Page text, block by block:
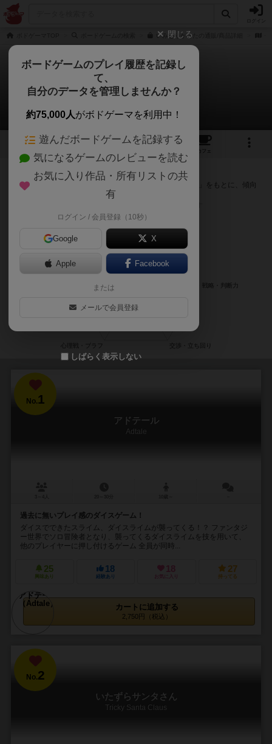
いみとりかるたの通販/商品詳細
いみとりかるた
次のおすすめボードゲーム
4 1
カフェ
『いみとりかるた』が好きな方へのおすすめ
このゲームのトップページで投票された「プレイ感の評価」をもとに、傾向
が近いボードゲームをランキング形式で紹介します。
No.1
アドテール
Adtale
過去に無いプレイ感のダイスゲーム！
ダイスでできたスライム、ダイスライムが襲ってくる！？ ファンタジ
ー世界でソロ冒険者となり、襲ってくるダイスライムを技を用いて、
他のプレイヤーに押し付けるゲーム 全員が同時...
25
興味あり
18
経験あり
18
お気に入り
27
持ってる
カートに追加する
2,750円（税込）
No.2
いたずらサンタさん
Tricky Santa Claus
閉じる
ボードゲームのプレイ履歴を記録し
て、
自分のデータを管理しませんか？
約75,000人がボドゲーマを利用中！
遊んだボードゲームを記録する
気になるゲームのレビューを読む
お気に入り作品・所有リストの共
有
ログイン / 会員登録（10秒）
Google X
Apple Facebook
または
メールで会員登録
しばらく表示しない